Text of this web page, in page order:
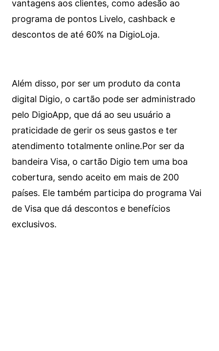
vantagens aos clientes, como adesão ao
programa de pontos Livelo, cashback e
descontos de até 60% na DigioLoja.
Além disso, por ser um produto da conta
digital Digio, o cartão pode ser administrado
pelo DigioApp, que dá ao seu usuário a
praticidade de gerir os seus gastos e ter
atendimento totalmente online.Por ser da
bandeira Visa, o cartão Digio tem uma boa
cobertura, sendo aceito em mais de 200
países. Ele também participa do programa Vai
de Visa que dá descontos e benefícios
exclusivos.